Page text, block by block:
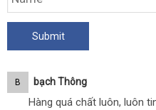
B Bạch Thông
Hàng quá chất luôn, luôn